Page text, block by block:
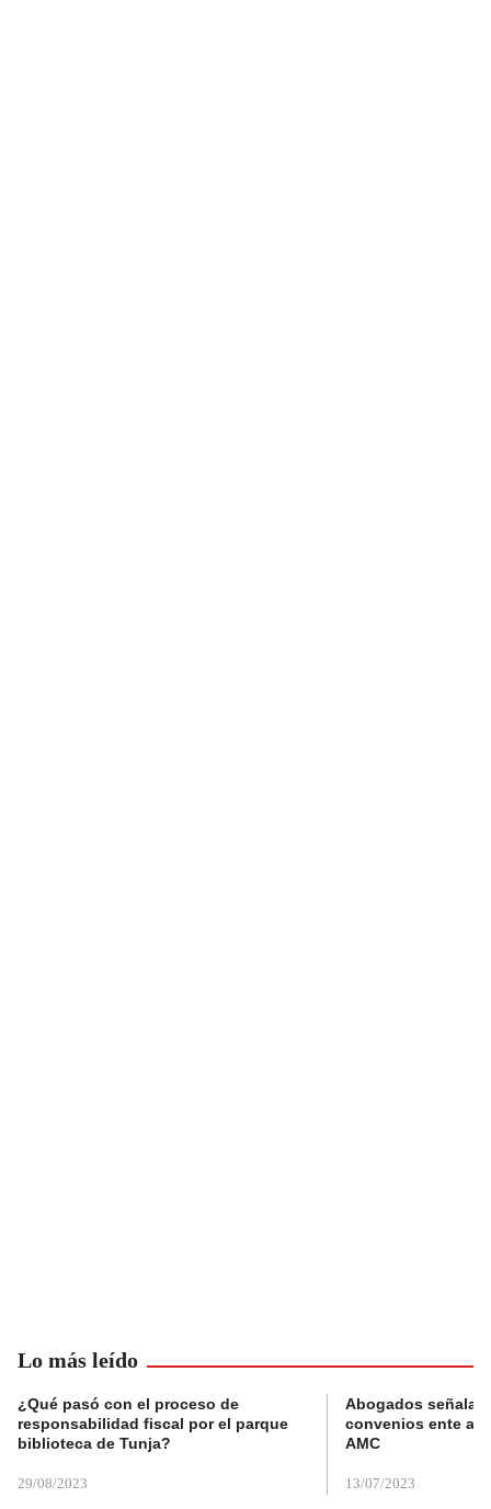
Lo más leído
¿Qué pasó con el proceso de
responsabilidad fiscal por el parque
biblioteca de Tunja?
29/08/2023
Abogados
convenios ente
AMC
13/07/2023